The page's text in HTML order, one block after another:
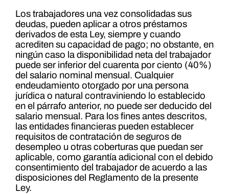
Los trabajadores una vez consolidadas sus
deudas, pueden aplicar a otros préstamos
derivados de esta Ley, siempre y cuando
acrediten su capacidad de pago; no obstante, en
ningún caso la disponibilidad neta del trabajador
puede ser inferior del cuarenta por ciento (40%)
del salario nominal mensual. Cualquier
endeudamiento otorgado por una persona
jurídica o natural contraviniendo lo establecido
en el párrafo anterior, no puede ser deducido del
salario mensual. Para los fines antes descritos,
las entidades financieras pueden establecer
requisitos de contratación de seguros de
desempleo u otras coberturas que puedan ser
aplicable, como garantía adicional con el debido
consentimiento del trabajador de acuerdo a las
disposiciones del Reglamento de la presente
Ley.